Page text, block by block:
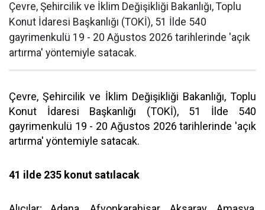
Çevre, Şehircilik ve İklim Değişikliği Bakanlığı, Toplu
Konut İdaresi Başkanlığı (TOKİ), 51 İlde 540
gayrimenkulü 19 - 20 Ağustos 2026 tarihlerinde 'açık
artırma' yöntemiyle satacak.
Çevre, Şehircilik ve İklim Değişikliği Bakanlığı, Toplu
Konut İdaresi Başkanlığı (TOKİ), 51 İlde 540
gayrimenkulü 19 - 20 Ağustos 2026 tarihlerinde 'açık
artırma' yöntemiyle satacak.
41 ilde 235 konut satılacak